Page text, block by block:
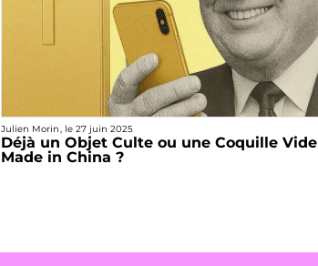
Julien Morin, le 27 juin 2025
Déjà un Objet Culte ou une Coquille Vide
Made in China ?